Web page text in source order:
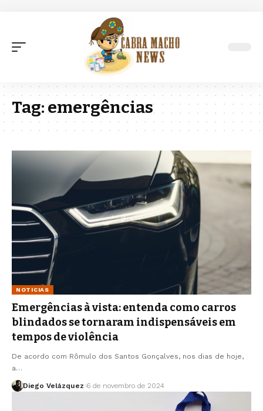
Tag:emergências
NOTICIAS
Emergências à vista: entenda como carros
blindados se tornaram indispensáveis em
tempos de violência
De acordo com Rômulo dos Santos Gonçalves, nos dias de hoje,
a…
Diego Velázquez 6 de novembro de 2024